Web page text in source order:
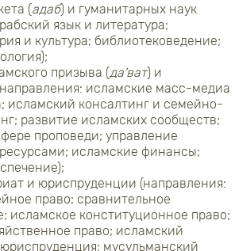
(адаб) и гуманитарных наук
язык и литература;
и культура; библиотековедение;
призыва (да’ват) и
исламские масс-медиа
исламский консалтинг и семейно-
развитие исламских сообществ;
проповеди; управление
исламские финансы;
и юриспруденции (направления:
право; сравнительное
исламское конституционное право;
право; исламский
мусульманский